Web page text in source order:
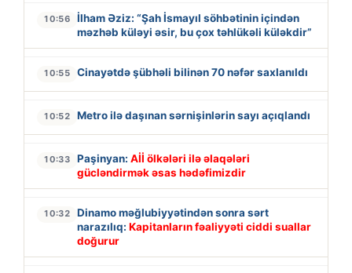
10:56
İlham Əziz: “Şah İsmayıl söhbətinin içindən
məzhəb küləyi əsir, bu çox təhlükəli küləkdir”
10:55 Cinayətdə şübhəli bilinən 70 nəfər saxlanıldı
10:52 Metro ilə daşınan sərnişinlərin sayı açıqlandı
10:33 Paşinyan: Aİİ ölkələri ilə əlaqələri
gücləndirmək əsas hədəfimizdir
10:32
Dinamo məğlubiyyətindən sonra sərt
narazılıq: Kapitanların fəaliyyəti ciddi suallar
doğurur